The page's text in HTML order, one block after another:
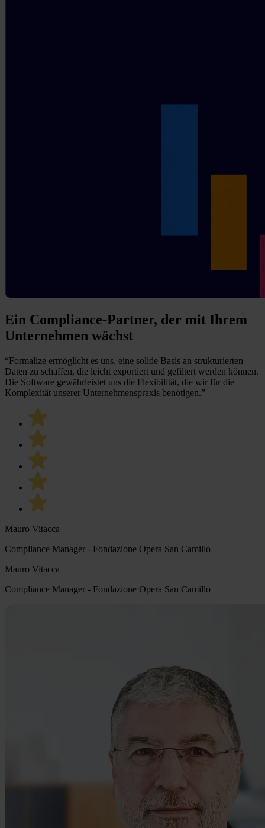
Ein Compliance-Partner, der mit Ihrem
Unternehmen wächst
“Formalize ermöglicht es uns, eine solide Basis an strukturierten
Daten zu schaffen, die leicht exportiert und gefiltert werden können.
Die Software gewährleistet uns die Flexibilität, die wir für die
Komplexität unserer Unternehmenspraxis benötigen.”
Mauro Vitacca
Compliance Manager - Fondazione Opera San Camillo
Mauro Vitacca
Compliance Manager - Fondazione Opera San Camillo